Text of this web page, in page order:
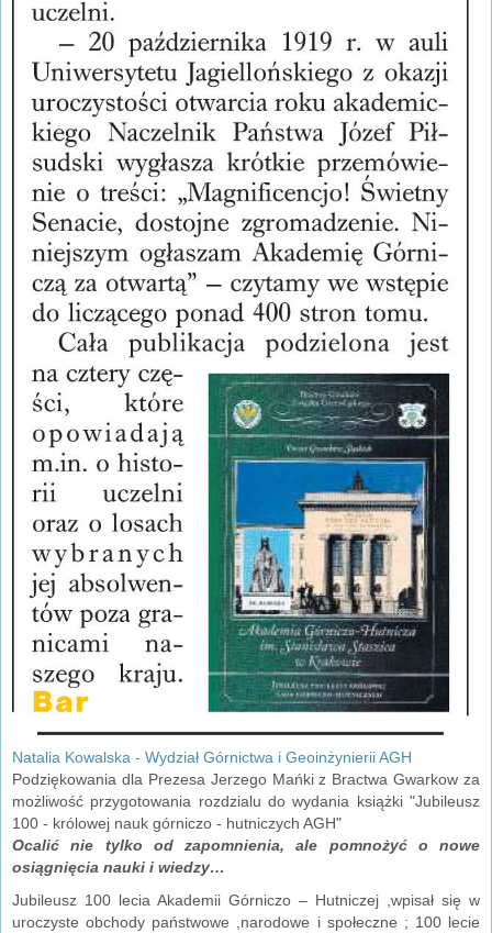
Natalia Kowalska - Wydział Górnictwa i Geoinżynierii AGH
Podziękowania dla Prezesa Jerzego Mańki z Bractwa Gwarkow za
możliwość przygotowania rozdzialu do wydania książki "Jubileusz
100 - królowej nauk górniczo - hutniczych AGH"
Ocalić nie tylko od zapomnienia, ale pomnożyć o nowe
osiągnięcia nauki i wiedzy…
Jubileusz 100 lecia Akademii Górniczo – Hutniczej ,wpisał się w
uroczyste obchody państwowe ,narodowe i społeczne ; 100 lecie